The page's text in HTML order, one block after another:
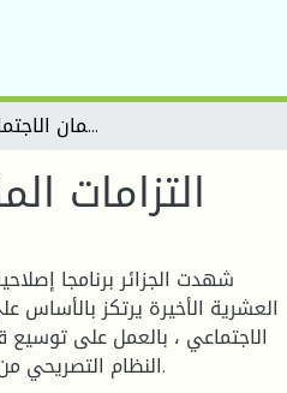
التزامات المكلفين في مجال الضمان الاجتماعي لغير الأجراء
التزامات
شهدت الجزائر برنامجا
العشرية الأخيرة يرتكز بالأساس
الاجتماعي ، بالعمل على توسيع
النظام التصريحي